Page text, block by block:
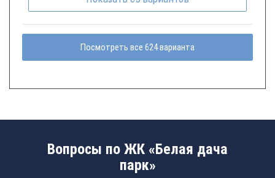
Посмотреть все 624 варианта
Вопросы по ЖК «Белая дача
парк»